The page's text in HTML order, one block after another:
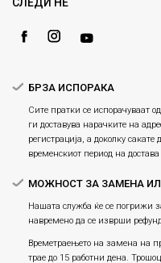
БРЗА ИСПОРАКА
Сите пратки се испорачуваат
ги доставува нарачките на
регистрација, а доколку
временскиот период на достава
МОЖНОСТ ЗА ЗАМЕНА
Нашата служба ќе се погрижи
навремено да се изврши
Времетраењето на замена на
трае до 15 работни дена.